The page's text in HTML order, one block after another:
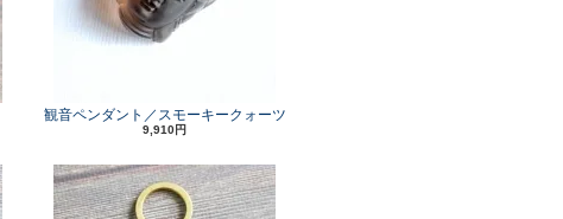
観音ペンダント／スモーキークォーツ
9,910円